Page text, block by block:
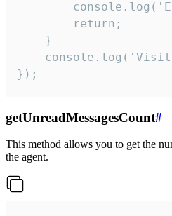
        return;
    }
});
getUnreadMessagesCount#
This method allows you to get the
the agent.